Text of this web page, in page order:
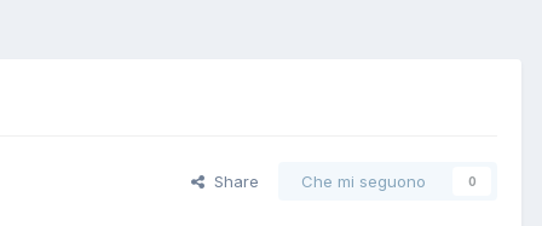
Share Che mi seguono 0